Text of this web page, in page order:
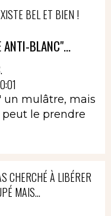
BEL ET BIEN !
ANTI-BLANC"...
un mulâtre, mais
peut le prendre
CHERCHÉ À LIBÉRER
MAIS...